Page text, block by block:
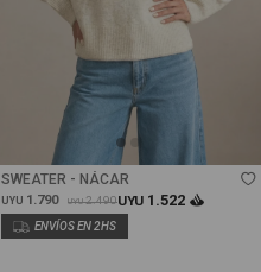
Talle
SWEATER - NÁCAR
UYU 1.790 UYU 2.490UYU 1.522